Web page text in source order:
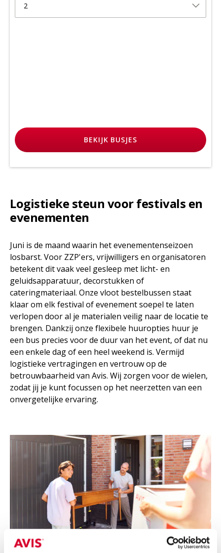
2
BEKIJK BUSJES
Logistieke steun voor festivals en
evenementen
Juni is de maand waarin het evenementenseizoen
losbarst. Voor ZZP'ers, vrijwilligers en organisatoren
betekent dit vaak veel gesleep met licht- en
geluidsapparatuur, decorstukken of
cateringmateriaal. Onze vloot bestelbussen staat
klaar om elk festival of evenement soepel te laten
verlopen door al je materialen veilig naar de locatie te
brengen. Dankzij onze flexibele huuropties huur je
een bus precies voor de duur van het event, of dat nu
een enkele dag of een heel weekend is. Vermijd
logistieke vertragingen en vertrouw op de
betrouwbaarheid van Avis. Wij zorgen voor de wielen,
zodat jij je kunt focussen op het neerzetten van een
onvergetelijke ervaring.